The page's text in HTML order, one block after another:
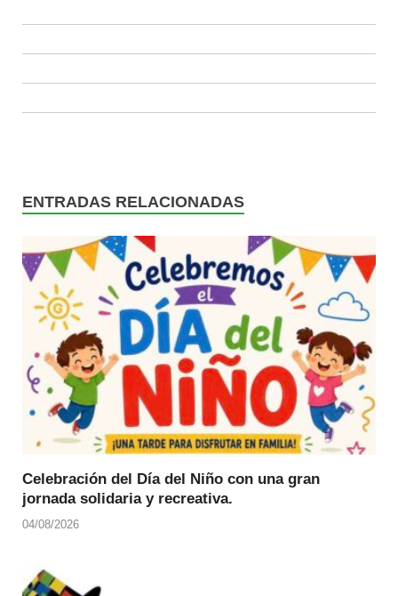
ENTRADAS RELACIONADAS
Celebración del Día del Niño con una gran
jornada solidaria y recreativa.
04/08/2026